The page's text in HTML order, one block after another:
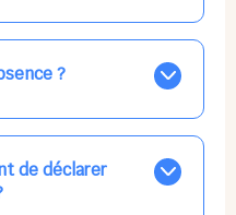
en haut à droite), vous
alertes et confirmations
canaux en même
recevoir du tout, ce qui
?
de la crèche en
prévu à cet
concernée, ou
de déclarer